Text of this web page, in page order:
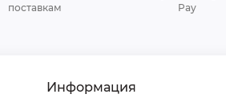
поставкам
Pay
Информация